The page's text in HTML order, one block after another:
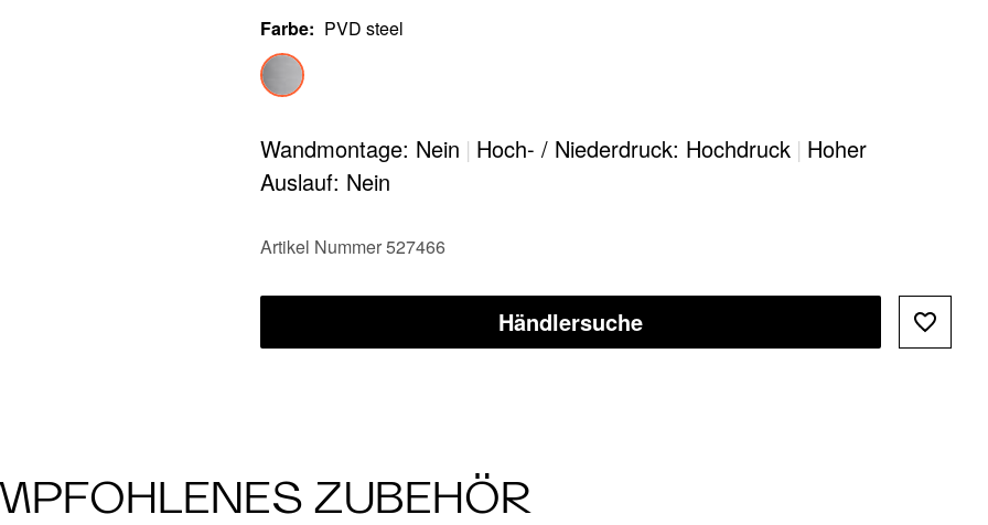
Farbe: PVD steel
Wandmontage: Nein | Hoch- / Niederdruck: Hochdruck | Hoher
Auslauf: Nein
Artikel Nummer 527466
Händlersuche
ZUBEHÖR